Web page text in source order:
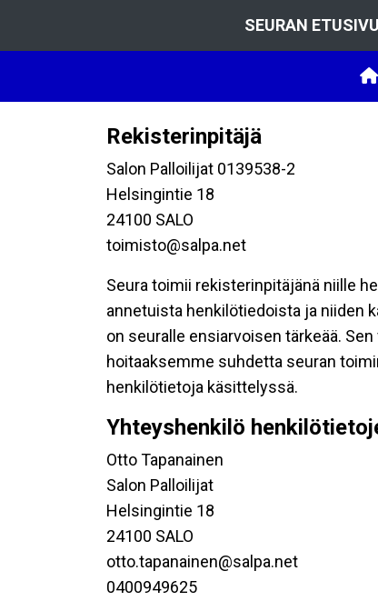
SEURAN ETUSIVU
Rekisterinpitäjä
Salon Palloilijat 0139538-2
Helsingintie 18
24100 SALO
toimisto@salpa.net
Seura toimii rekisterinpitäjänä niille
annetuista henkilötiedoista ja niiden
on seuralle ensiarvoisen tärkeää.
hoitaaksemme suhdetta seuran
henkilötietoja käsittelyssä.
Yhteyshenkilö
Otto Tapanainen
Salon Palloilijat
Helsingintie 18
24100 SALO
otto.tapanainen@salpa.net
0400949625